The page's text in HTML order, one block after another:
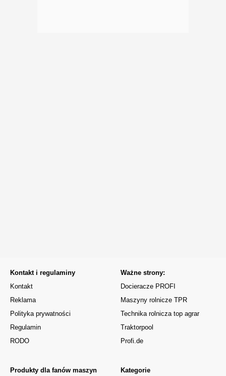
Kontakt i regulaminy
Kontakt
Reklama
Polityka prywatności
Regulamin
RODO
Kategorie
Produkty dla fanów maszyn
Ważne strony:
Docieracze PROFI
Maszyny rolnicze TPR
Technika rolnicza top agrar
Traktorpool
Profi.de